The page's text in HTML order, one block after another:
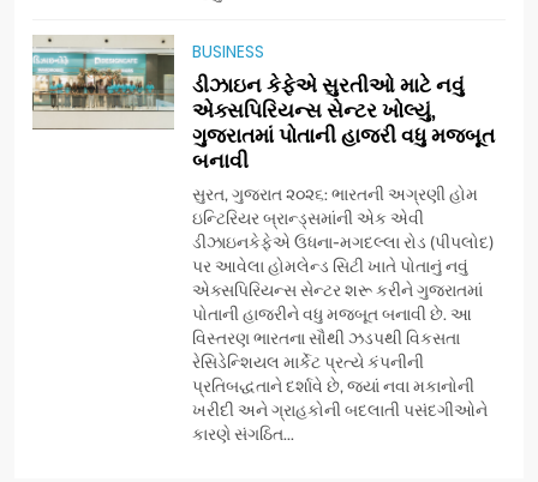
BUSINESS
ડીઝાઇન કેફેએ સુરતીઓ માટે નવું
એક્સપિરિયન્સ સેન્ટર ખોલ્યું,
ગુજરાતમાં પોતાની હાજરી વધુ મજબૂત
બનાવી
સુરત, ગુજરાત ૨૦૨૬: ભારતની અગ્રણી હોમ
ઇન્ટિરિયર બ્રાન્ડ્સમાંની એક એવી
ડીઝાઇનકેફેએ ઉધના-મગદલ્લા રોડ (પીપલોદ)
પર આવેલા હોમલેન્ડ સિટી ખાતે પોતાનું નવું
એક્સપિરિયન્સ સેન્ટર શરૂ કરીને ગુજરાતમાં
પોતાની હાજરીને વધુ મજબૂત બનાવી છે. આ
વિસ્તરણ ભારતના સૌથી ઝડપથી વિકસતા
રેસિડેન્શિયલ માર્કેટ પ્રત્યે કંપનીની
પ્રતિબદ્ધતાને દર્શાવે છે, જ્યાં નવા મકાનોની
ખરીદી અને ગ્રાહકોની બદલાતી પસંદગીઓને
કારણે સંગઠિત...
ટેરોટ રીડર પુનિતજી લુલ્લા એ ટેરોટ
કાર્ડ રીડિંગ અંગે માહિતી આપી
AHMEDABAD
8
ગ્લોબલ એક્સેલન્સ ફોરમ દ્વારા
નેશનલ લીડરશિપ કોન્કલેવ તથા
ભારત સમ્માન ૨૦૨૬નો ભવ્ય અને
પ્રતિષ્ઠિત કાર્યક્રમ નવી દિલ્હીમાં
સફળતાપૂર્વક યોજાયો
BUSINESS
ગેટ સેટ ગો રિવ્યુ: ગુજરાતી
સિનેમામાં એક્શન અને રોમાંચનો
એક તદ્દન નવો અને અનોખો
અંદાજ
ENTERTAINMENT